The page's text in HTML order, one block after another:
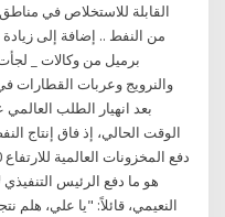
برميل من وكالات _
والنرويج وعربات القطارات
بعد انهيار الطلب
هو ما دفع الرئيس
النعيمي، قائلاً: "يا علي، هلم